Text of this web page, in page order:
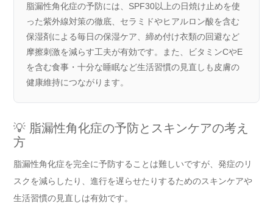
脂漏性角化症の予防には、SPF30以上の日焼け止めを使
った紫外線対策の徹底、セラミドやヒアルロン酸を含む
保湿剤による毎日の保湿ケア、締め付け衣類の回避など
摩擦刺激を減らす工夫が有効です。また、ビタミンCやE
を含む食事・十分な睡眠など生活習慣の見直しも皮膚の
健康維持につながります。
💡 脂漏性角化症の予防とスキンケアの考え
方
脂漏性角化症を完全に予防することは難しいですが、発症のリ
スクを減らしたり、進行を遅らせたりするためのスキンケアや
生活習慣の見直しは有効です。